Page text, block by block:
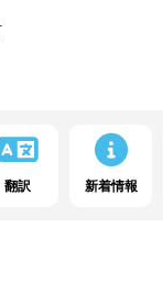
翻訳 新着情報